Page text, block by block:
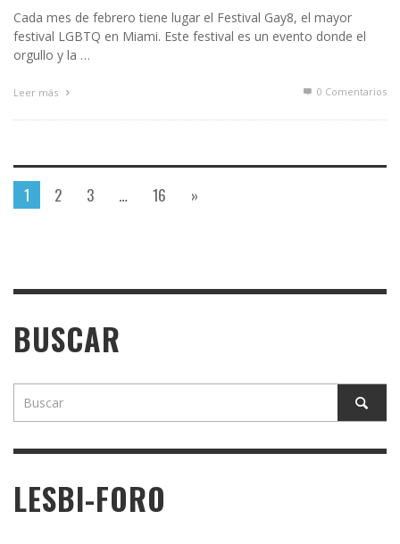
Cada mes de febrero tiene lugar el Festival Gay8, el mayor
festival LGBTQ en Miami. Este festival es un evento donde el
orgullo y la …
Leer más 0 Comentarios
1 2 3 … 16 »
BUSCAR
LESBI-FORO